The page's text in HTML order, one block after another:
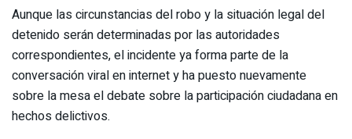
Aunque las circunstancias del robo y la situación legal del
detenido serán determinadas por las autoridades
correspondientes, el incidente ya forma parte de la
conversación viral en internet y ha puesto nuevamente
sobre la mesa el debate sobre la participación ciudadana en
hechos delictivos.